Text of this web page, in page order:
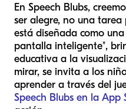
En Speech Blubs,
ser alegre, no una tarea
está diseñada como
pantalla inteligente",
educativa a la
mirar, se invita a los
aprender a través del
Speech Blubs en la App